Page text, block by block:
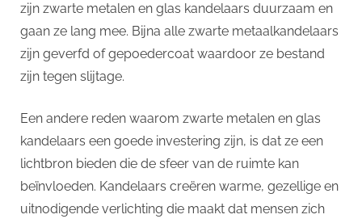
zijn zwarte metalen en glas kandelaars duurzaam en
gaan ze lang mee. Bijna alle zwarte metaalkandelaars
zijn geverfd of gepoedercoat waardoor ze bestand
zijn tegen slijtage.
Een andere reden waarom zwarte metalen en glas
kandelaars een goede investering zijn, is dat ze een
lichtbron bieden die de sfeer van de ruimte kan
beïnvloeden. Kandelaars creëren warme, gezellige en
uitnodigende verlichting die maakt dat mensen zich